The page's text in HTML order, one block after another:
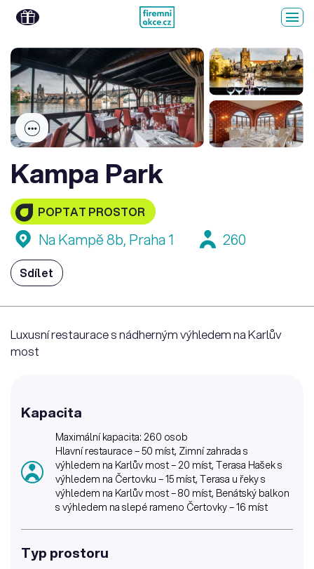
Kampa Park
POPTAT PROSTOR
Na Kampě 8b, Praha 1 260
Sdílet
Luxusní restaurace s nádherným výhledem na Karlův
most
Kapacita
Maximální kapacita: 260 osob
Hlavní restaurace – 50 míst, Zimní zahrada s
výhledem na Karlův most – 20 míst, Terasa Hašek s
výhledem na Čertovku – 15 míst, Terasa u řeky s
výhledem na Karlův most – 80 míst, Benátský balkon
s výhledem na slepé rameno Čertovky – 16 míst
Typ prostoru